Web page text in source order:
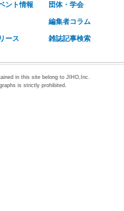
ント情報 団体・学会
編集者コラム
ース 雑誌記事検索
in this site belong to JIHO,Inc.
is strictly prohibited.